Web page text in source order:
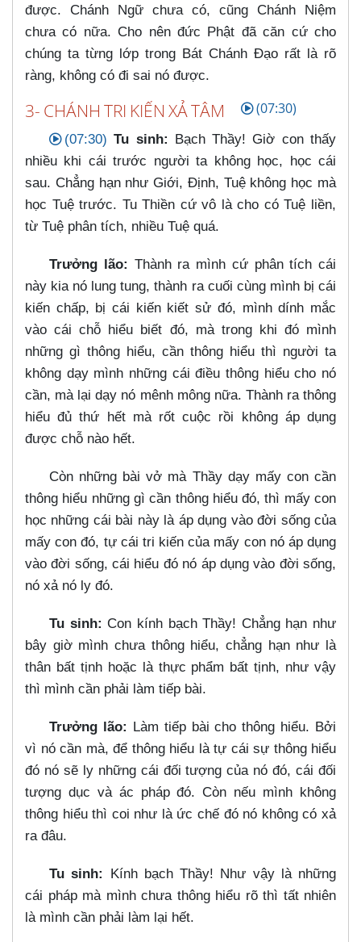
được. Chánh Ngữ chưa có, cũng Chánh Niệm
chưa có nữa. Cho nên đức Phật đã căn cứ cho
chúng ta từng lớp trong Bát Chánh Đạo rất là rõ
ràng, không có đi sai nó được.
3- CHÁNH TRI KIẾN XẢ TÂM (07:30)
(07:30) Tu sinh: Bạch Thầy! Giờ con thấy
nhiều khi cái trước người ta không học, học cái
sau. Chẳng hạn như Giới, Định, Tuệ không học mà
học Tuệ trước. Tu Thiền cứ vô là cho có Tuệ liền,
từ Tuệ phân tích, nhiều Tuệ quá.
Trưởng lão: Thành ra mình cứ phân tích cái
này kia nó lung tung, thành ra cuối cùng mình bị cái
kiến chấp, bị cái kiến kiết sử đó, mình dính mắc
vào cái chỗ hiểu biết đó, mà trong khi đó mình
những gì thông hiểu, cần thông hiểu thì người ta
không dạy mình những cái điều thông hiểu cho nó
cần, mà lại dạy nó mênh mông nữa. Thành ra thông
hiểu đủ thứ hết mà rốt cuộc rồi không áp dụng
được chỗ nào hết.
Còn những bài vở mà Thầy dạy mấy con cần
thông hiểu những gì cần thông hiểu đó, thì mấy con
học những cái bài này là áp dụng vào đời sống của
mấy con đó, tự cái tri kiến của mấy con nó áp dụng
vào đời sống, cái hiểu đó nó áp dụng vào đời sống,
nó xả nó ly đó.
Tu sinh: Con kính bạch Thầy! Chẳng hạn như
bây giờ mình chưa thông hiểu, chẳng hạn như là
thân bất tịnh hoặc là thực phẩm bất tịnh, như vậy
thì mình cần phải làm tiếp bài.
Trưởng lão: Làm tiếp bài cho thông hiểu. Bởi
vì nó cần mà, để thông hiểu là tự cái sự thông hiểu
đó nó sẽ ly những cái đối tượng của nó đó, cái đối
tượng dục và ác pháp đó. Còn nếu mình không
thông hiểu thì coi như là ức chế đó nó không có xả
ra đâu.
Tu sinh:
Kính bạch Thầy! Như vậy là những
cái pháp mà mình chưa thông hiểu rõ thì tất nhiên
là mình cần phải làm lại hết.